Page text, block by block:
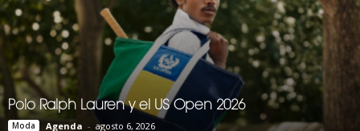
Polo Ralph Lauren y el US Open 2026
Moda Agenda - agosto 6, 2026